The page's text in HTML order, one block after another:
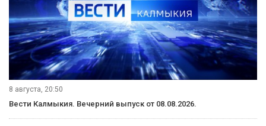
8 августа, 20:50
Вести Калмыкия. Вечерний выпуск от 08.08.2026.